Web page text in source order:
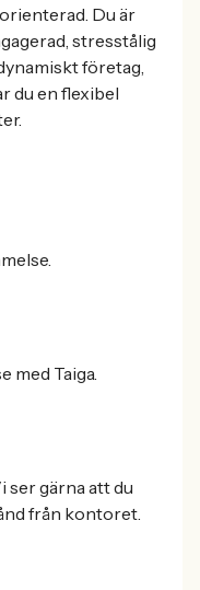
Du är
stresstålig
företag,
du en flexibel
med Taiga.
ser gärna att du
från kontoret.